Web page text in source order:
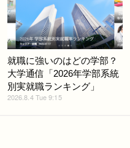
就職に強いのはどの学部？
大学通信「2026年学部系統
別実就職ランキング」
2026.8.4 Tue 9:15